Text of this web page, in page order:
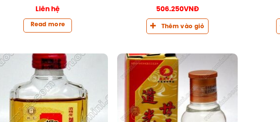
Liên hệ
Read more
506.250VNĐ
Thêm vào giỏ